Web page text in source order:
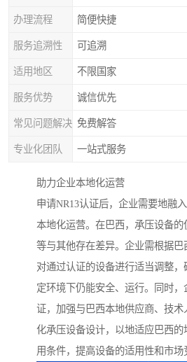
办理流程 简便快捷
服务追溯性 可追溯
适用地区 不限国家
服务优势 诚信优先
常见问题解决 免费解答
专业化团队 一站式服务
助力企业本地化运营
申请NR13认证后，企业需要地融
本地化运营。在巴西，承压设备
等与其他存在差异。企业需根据巴
对通过认证的设备进行适当调整
定环境下仍能安全、运行。同时，
证，加强与巴西本地供应商、技
化承压设备设计，以地适应巴西
用条件，提高设备的适用性和市场